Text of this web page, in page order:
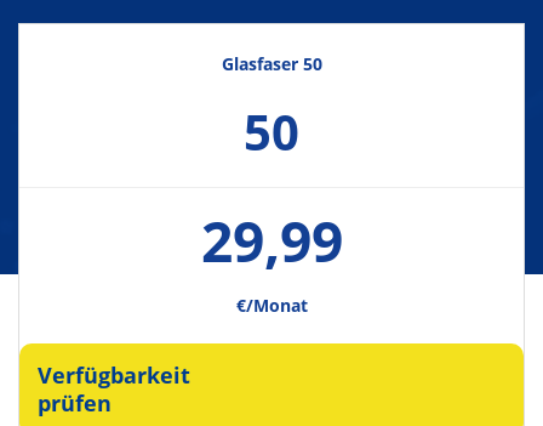
Glasfaser 50
50
29,99
€/Monat
Verfügbarkeit
prüfen